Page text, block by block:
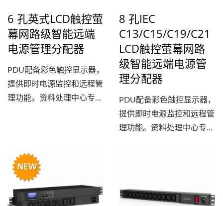
备LCD触控萤幕、8个后置
德式插座、IEC...
6 孔英式LCD触控萤
幕网路级智能远端
电源管理分配器
PDU配备彩色触控显示器，
提供即时电源监控和远程管
理功能。资料处理中心专用
8 孔IEC
C13/C15/C19/C21
LCD触控萤幕网路
级智能远端电源管
理分配器
PDU配备彩色触控显示器，
提供即时电源监控和远程管
理功能。资料处理中心专用